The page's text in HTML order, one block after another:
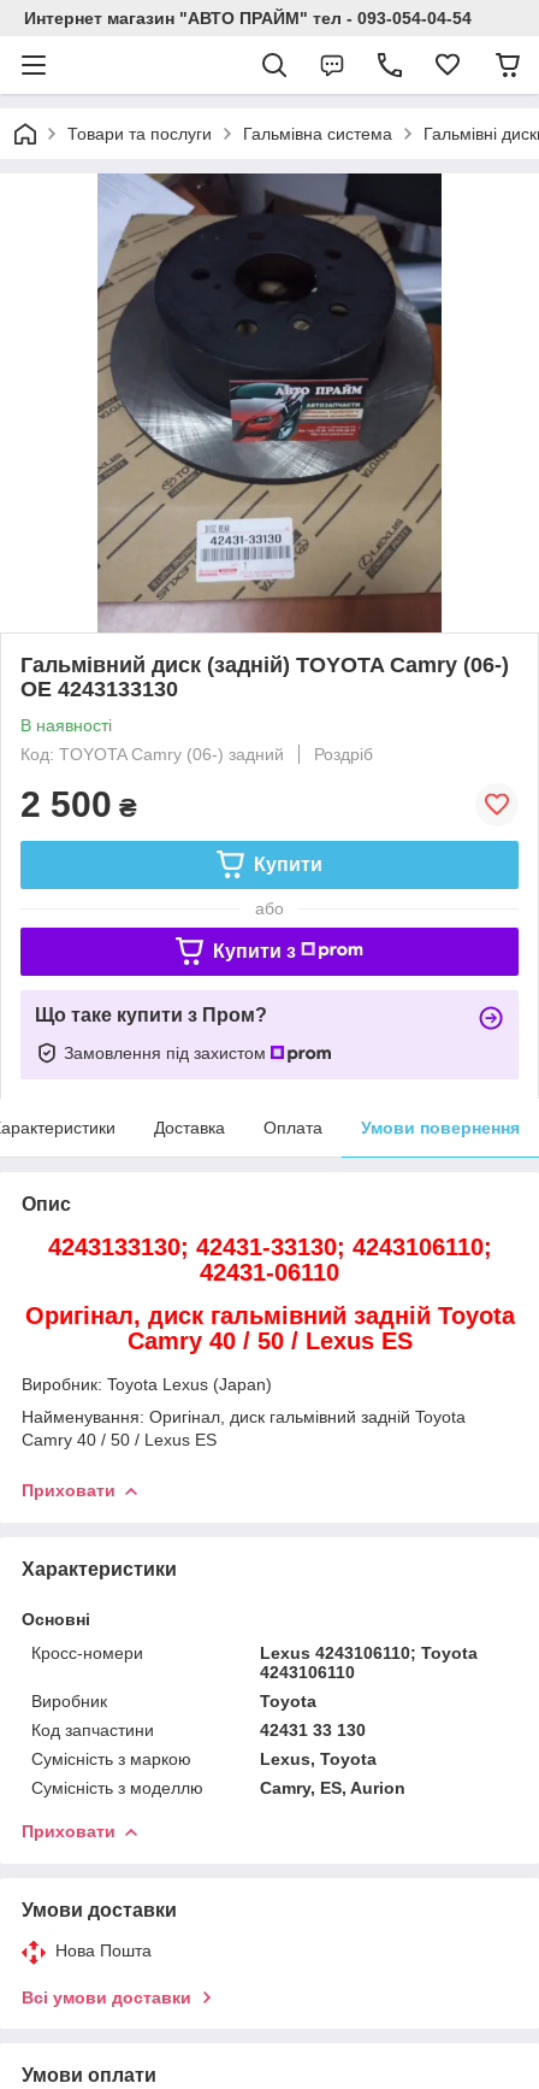
Интернет магазин "АВТО ПРАЙМ" тел - 093-054-04-54
Товари та послуги Гальмівна система Гальмівні
Гальмівний диск (задній) TOYOTA Camry (06-)
OE 4243133130
В наявності
Код: TOYOTA Camry (06-) задний
Роздріб
2 500 ₴
Купити
або
Купити з
Що таке купити з Пром?
Замовлення під захистом
Доставка Оплата Умови повернення
Опис
4243133130; 42431-33130; 4243106110;
42431-06110
Оригінал, диск гальмівний задній Toyota
Camry 40 / 50 / Lexus ES
Виробник: Toyota Lexus (Japan)
Найменування: Оригінал, диск гальмівний задній Toyota
Camry 40 / 50 / Lexus ES
Приховати
Характеристики
Основні
Кросс-номери
Lexus 4243106110; Toyota
4243106110
Виробник
Toyota
Код запчастини
42431 33 130
Сумісність з маркою
Lexus, Toyota
Сумісність з моделлю
Camry, ES, Aurion
Приховати
Умови доставки
Нова Пошта
Всі умови доставки
Умови оплати